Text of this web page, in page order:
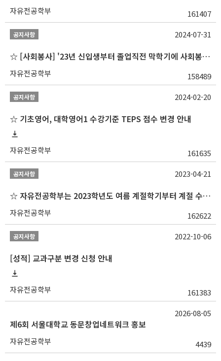
자유전공학부 161407
공지사항
☆ [사회봉사] '23년 신입생부터 졸업직전 막학기에 사회봉사1,2,3 수강 불가
자유전공학부 158489
2024-07-31
공지사항
☆ 기초영어, 대학영어1 수강기준 TEPS 점수 변경 안내
자유전공학부 161635
2024-02-20
공지사항
☆ 자유전공학부는 2023학년도 여름 계절학기부터 계절 수업을 개설하지 않습니다 ☆
자유전공학부 162622
2023-04-21
공지사항
[성적] 교과구분 변경 신청 안내
자유전공학부 161383
2022-10-06
제6회 서울대학교 동문창업네트워크 홍보
자유전공학부 4439
2026-08-05